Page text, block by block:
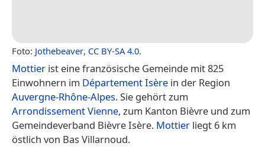
Foto: Jothebeaver, CC BY-SA 4.0.
Mottier ist eine französische Gemeinde mit 825
Einwohnern im Département Isère in der Region
Auvergne-Rhône-Alpes. Sie gehört zum
Arrondissement Vienne, zum Kanton Bièvre und zum
Gemeindeverband Bièvre Isère. Mottier liegt 6 km
östlich von Bas Villarnoud.